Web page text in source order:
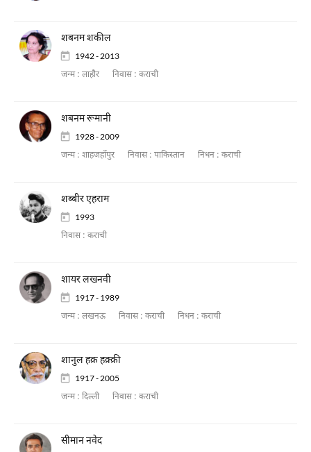
शबनम शकील
1942 - 2013
जन्म : लाहौर निवास : कराची
शबनम रूमानी
1928 - 2009
जन्म : शाहजहाँपुर निवास : पाकिस्तान निधन : कराची
शब्बीर एहराम
1993
निवास : कराची
शायर लखनवी
1917 - 1989
जन्म : लखनऊ निवास : कराची निधन : कराची
शानुल हक़ हक़्क़ी
1917 - 2005
जन्म : दिल्ली निवास : कराची
सीमान नवेद